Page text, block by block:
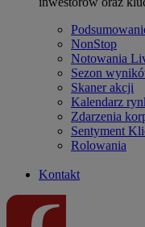
NonStop
Notowania
Sezon
Skaner akcji
Kalendarz
Zdarzenia
Sentyment
Rolowania
Kontakt